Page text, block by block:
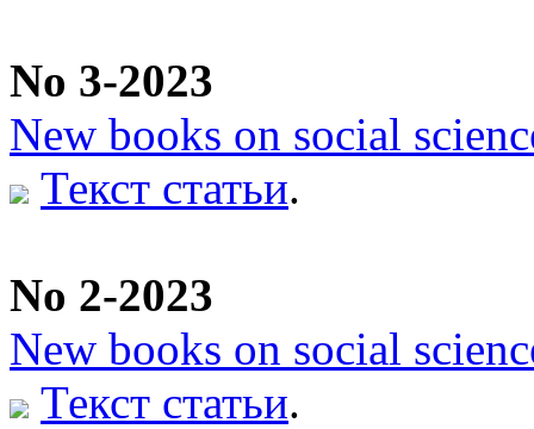
No 3-2023
New books on social
Текст статьи.
No 2-2023
New books on social
Текст статьи.